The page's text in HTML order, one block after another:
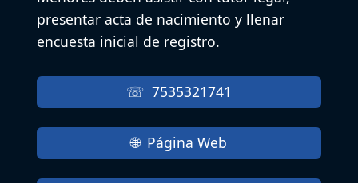
presentar acta de nacimiento y llenar
encuesta inicial de registro.
7535321741
Página Web